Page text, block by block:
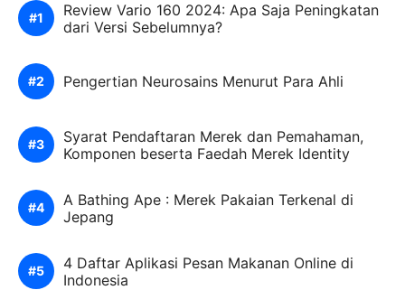
Review Vario 160 2024: Apa Saja Peningkatan
dari Versi Sebelumnya?
Pengertian Neurosains Menurut Para Ahli
Syarat Pendaftaran Merek dan Pemahaman,
Komponen beserta Faedah Merek Identity
A Bathing Ape : Merek Pakaian Terkenal di
Jepang
4 Daftar Aplikasi Pesan Makanan Online di
Indonesia